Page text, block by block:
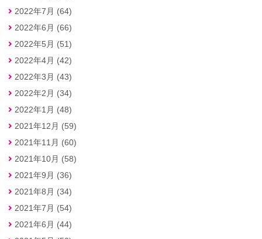
2022年7月 (64)
2022年6月 (66)
2022年5月 (51)
2022年4月 (42)
2022年3月 (43)
2022年2月 (34)
2022年1月 (48)
2021年12月 (59)
2021年11月 (60)
2021年10月 (58)
2021年9月 (36)
2021年8月 (34)
2021年7月 (54)
2021年6月 (44)